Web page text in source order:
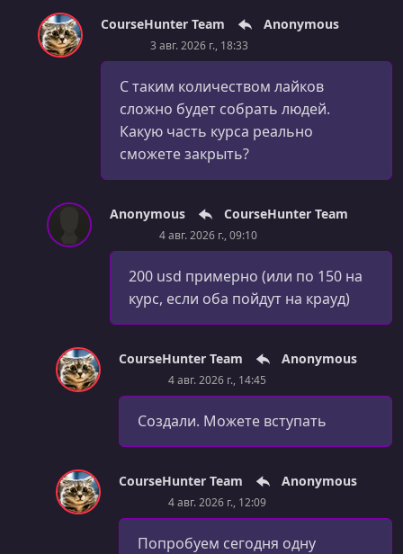
CourseHunter Team Anonymous
3 авг. 2026 г., 18:33
С таким количеством лайков
сложно будет собрать людей.
Какую часть курса реально
сможете закрыть?
Anonymous CourseHunter Team
4 авг. 2026 г., 09:10
200 usd примерно (или по 150 на
курс, если оба пойдут на крауд)
CourseHunter Team Anonymous
4 авг. 2026 г., 14:45
Создали. Можете вступать
CourseHunter Team Anonymous
4 авг. 2026 г., 12:09
Попробуем сегодня одну